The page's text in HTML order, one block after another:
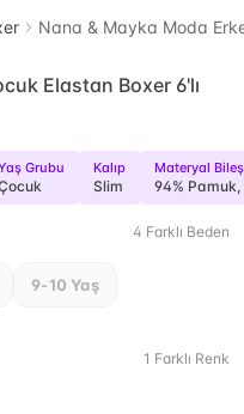
Nana & Mayka Moda
Elastan Boxer 6'lı
Grubu Kalıp
Slim
Materyal
94% Pamuk,
4 Farklı Beden
9-10 Yaş
1 Farklı Renk